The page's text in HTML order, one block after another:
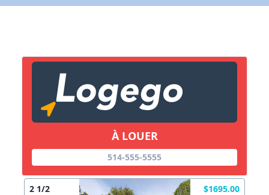
À LOUER
514-555-5555
2 1/2 $1695.00
Lien vers inscription (sera inclus dans courriel)
Copier lien
X Fermer Envoyez
X Fermer